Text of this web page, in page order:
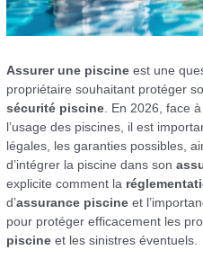
Assurer une piscine est une
propriétaire souhaitant protéger
sécurité piscine . En 2026, face
l’usage des piscines, il est
légales, les garanties possibles,
d’intégrer la piscine dans son
explicite comment la
d’assurance piscine et
pour protéger efficacement les
piscine et les sinistres éventuels.